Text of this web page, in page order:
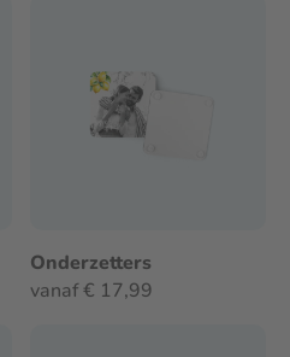
Onderzetters
vanaf € 17,99